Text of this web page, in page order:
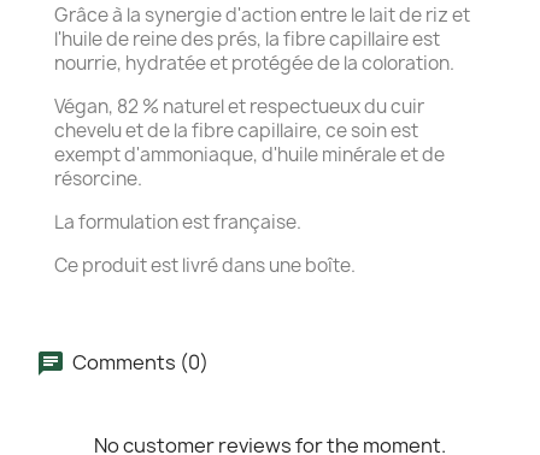
Grâce à la synergie d'action entre le lait de riz et
l'huile de reine des prés, la fibre capillaire est
nourrie, hydratée et protégée de la coloration.
Végan, 82 % naturel et respectueux du cuir
chevelu et de la fibre capillaire, ce soin est
exempt d'ammoniaque, d'huile minérale et de
résorcine.
La formulation est française.
Ce produit est livré dans une boîte.
Comments (0)
No customer reviews for the moment.